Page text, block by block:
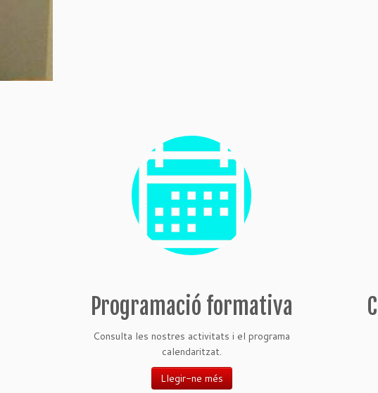
Programació formativa
Consulta les nostres activitats i el programa
calendaritzat.
Llegir-ne més